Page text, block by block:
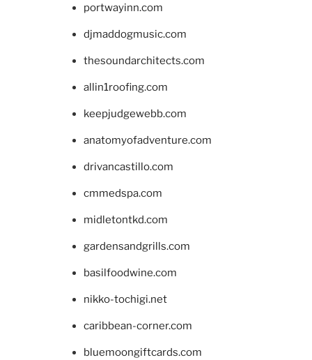
portwayinn.com
djmaddogmusic.com
thesoundarchitects.com
allin1roofing.com
keepjudgewebb.com
anatomyofadventure.com
drivancastillo.com
cmmedspa.com
midletontkd.com
gardensandgrills.com
basilfoodwine.com
nikko-tochigi.net
caribbean-corner.com
bluemoongiftcards.com